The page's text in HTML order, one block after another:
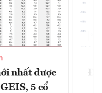
nhất được
5 cổ
Đã